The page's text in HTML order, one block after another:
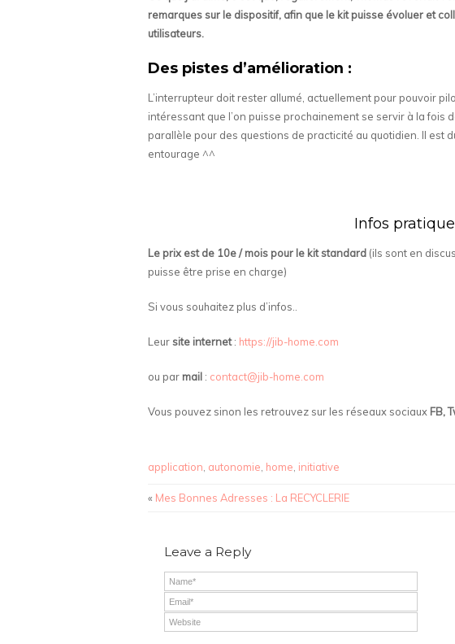
remarques sur le dispositif, afin que le kit puisse évoluer et
utilisateurs.
Des pistes d’amélioration :
L’interrupteur doit rester allumé, actuellement pour pouvoir
intéressant que l’on puisse prochainement se servir à la fois
parallèle pour des questions de practicité au quotidien. Il est
entourage ^^
Infos
Le prix est de 10e / mois pour le kit standard (ils sont en
puisse être prise en charge)
Si vous souhaitez plus d’infos..
Leursite internet: https://jib-home.com
ou parmail : contact@jib-home.com
Vous pouvez sinon les retrouvez sur les réseaux sociaux FB,
application autonomie home initiative
« Mes Bonnes Adresses : La RECYCLERIE
Leave a Reply